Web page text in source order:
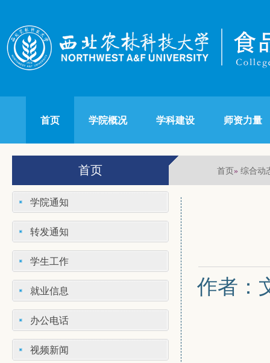
首页 学院概况 学科建设 师资力量
首页 首页» 综合动
学院通知
转发通知
学生工作
就业信息
办公电话
视频新闻
作者：